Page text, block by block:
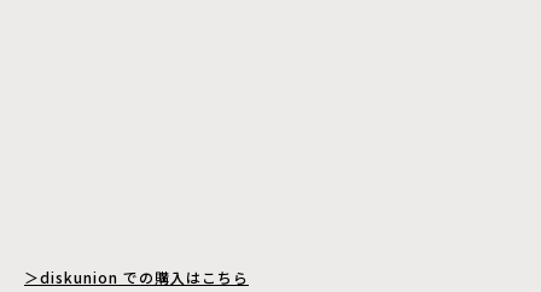
＞diskunion での購入はこちら